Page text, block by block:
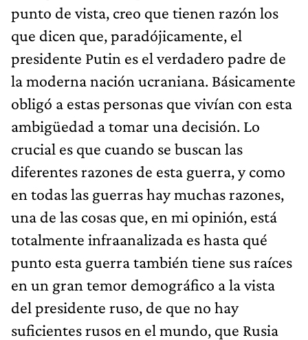
punto de vista, creo que tienen razón los
que dicen que, paradójicamente, el
presidente Putin es el verdadero padre de
la moderna nación ucraniana. Básicamente
obligó a estas personas que vivían con esta
ambigüedad a tomar una decisión. Lo
crucial es que cuando se buscan las
diferentes razones de esta guerra, y como
en todas las guerras hay muchas razones,
una de las cosas que, en mi opinión, está
totalmente infraanalizada es hasta qué
punto esta guerra también tiene sus raíces
en un gran temor demográfico a la vista
del presidente ruso, de que no hay
suficientes rusos en el mundo, que Rusia